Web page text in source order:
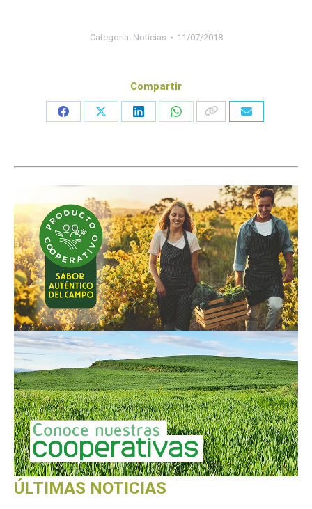
Categoria: Noticias 11/07/2018
Compartir
Share
Share
Share
Share
ÚLTIMAS NOTICIAS